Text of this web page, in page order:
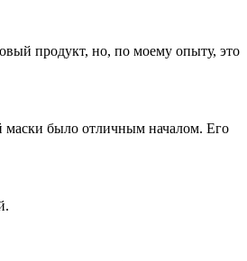
продукт, но, по моему опыту, это
маски было отличным началом. Его